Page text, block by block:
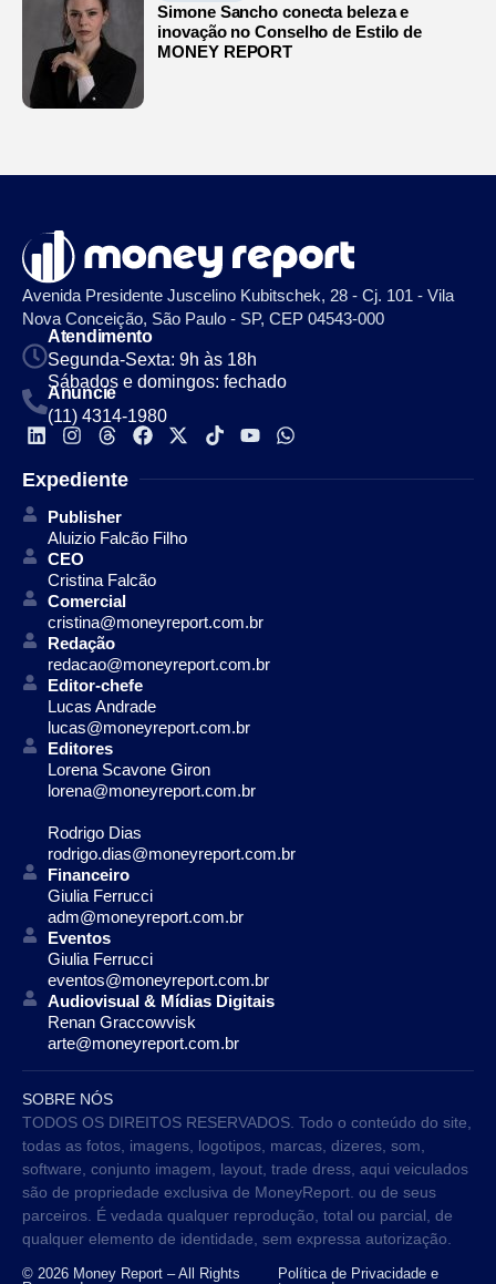
Simone Sancho conecta beleza e
inovação no Conselho de Estilo de
MONEY REPORT
Avenida Presidente Juscelino Kubitschek, 28 - Cj. 101 - Vila
Nova Conceição, São Paulo - SP, CEP 04543-000
Atendimento
Segunda-Sexta: 9h às 18h
Sábados e domingos: fechado
Anuncie
(11) 4314-1980
Expediente
Publisher
Aluizio Falcão Filho
CEO
Cristina Falcão
Comercial
cristina@moneyreport.com.br
Redação
redacao@moneyreport.com.br
Editor-chefe
Lucas Andrade
lucas@moneyreport.com.br
Editores
Lorena Scavone Giron
lorena@moneyreport.com.br
Rodrigo Dias
rodrigo.dias@moneyreport.com.br
Financeiro
Giulia Ferrucci
adm@moneyreport.com.br
Eventos
Giulia Ferrucci
eventos@moneyreport.com.br
Audiovisual & Mídias Digitais
Renan Graccowvisk
arte@moneyreport.com.br
SOBRE NÓS
TODOS OS DIREITOS RESERVADOS. Todo o conteúdo do site,
todas as fotos, imagens, logotipos, marcas, dizeres, som,
software, conjunto imagem, layout, trade dress, aqui veiculados
são de propriedade exclusiva de MoneyReport. ou de seus
parceiros. É vedada qualquer reprodução, total ou parcial, de
qualquer elemento de identidade, sem expressa autorização.
© 2026 Money Report – All Rights
Política de Privacidade e